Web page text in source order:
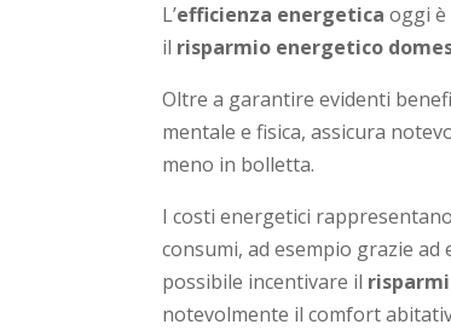
L’efficienza energeticaoggi
il risparmio energetico
Oltre a garantire evidenti
mentale e fisica, assicura
meno in bolletta.
I costi energetici
consumi, ad esempio grazie
possibile incentivare il
notevolmente il comfort